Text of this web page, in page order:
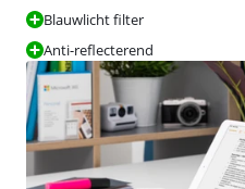
Blauwlicht filter
Anti-reflecterend